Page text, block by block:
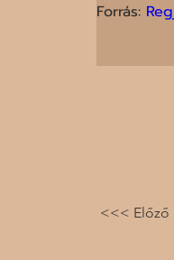
Forrás:
<<< Előző